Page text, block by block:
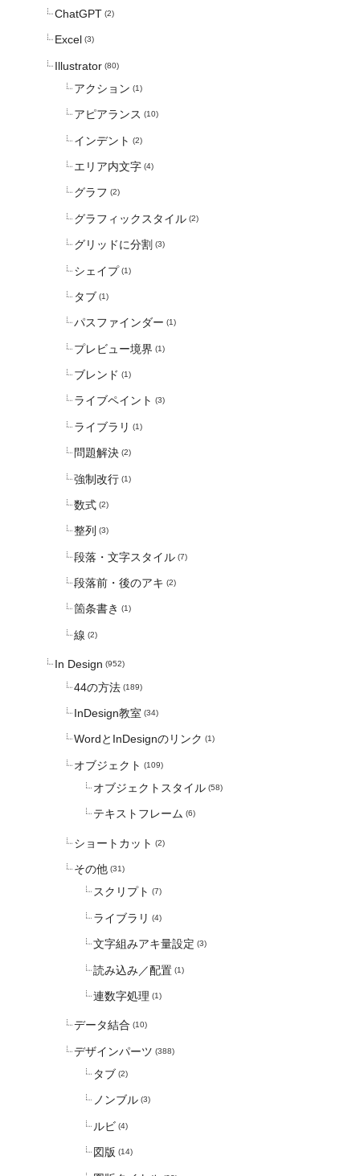
ChatGPT (2)
Excel (3)
Illustrator (80)
アクション (1)
アピアランス (10)
インデント (2)
エリア内文字 (4)
グラフ (2)
グラフィックスタイル (2)
グリッドに分割 (3)
シェイプ (1)
タブ (1)
パスファインダー (1)
プレビュー境界 (1)
ブレンド (1)
ライブペイント (3)
ライブラリ (1)
問題解決 (2)
強制改行 (1)
数式 (2)
整列 (3)
段落・文字スタイル (7)
段落前・後のアキ (2)
箇条書き (1)
線 (2)
In Design (952)
44の方法 (189)
InDesign教室 (34)
WordとInDesignのリンク (1)
オブジェクト (109)
オブジェクトスタイル (58)
テキストフレーム (6)
ショートカット (2)
その他 (31)
スクリプト (7)
ライブラリ (4)
文字組みアキ量設定 (3)
読み込み／配置 (1)
連数字処理 (1)
データ結合 (10)
デザインパーツ (388)
タブ (2)
ノンブル (3)
ルビ (4)
図版 (14)